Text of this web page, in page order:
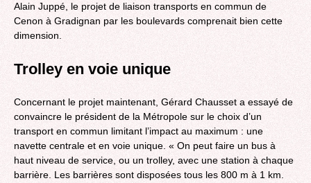
Alain Juppé, le projet de liaison transports en commun de
Cenon à Gradignan par les boulevards comprenait bien cette
dimension.
Trolley en voie unique
Concernant le projet maintenant, Gérard Chausset a essayé de
convaincre le président de la Métropole sur le choix d’un
transport en commun limitant l’impact au maximum : une
navette centrale et en voie unique. « On peut faire un bus à
haut niveau de service, ou un trolley, avec une station à chaque
barrière. Les barrières sont disposées tous les 800 m à 1 km.